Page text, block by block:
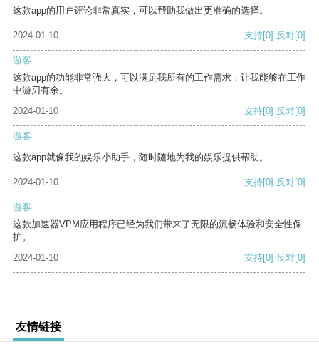
这款app的用户评论非常真实，可以帮助我做出更准确的选择。
2024-01-10 支持[0] 反对[0]
游客
这款app的功能非常强大，可以满足我所有的工作需求，让我能够在工作
中游刃有余。
2024-01-10
支持[0] 反对[0]
游客
这款app就像我的娱乐小助手，随时随地为我的娱乐提供帮助。
2024-01-10 支持[0] 反对[0]
游客
这款加速器VPM应用程序已经为我们带来了无限的流畅体验和安全性保
护。
2024-01-10
支持[0] 反对[0]
友情链接